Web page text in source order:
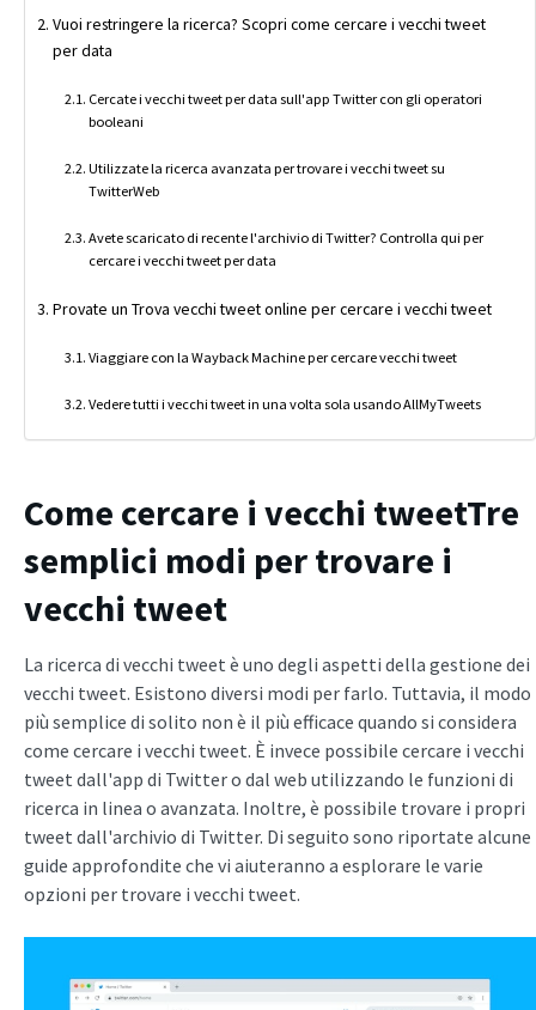
Vuoi restringere la ricerca? Scopri come cercare i vecchi tweet
per data
Cercate i vecchi tweet per data sull'app Twitter con gli operatori
booleani
Utilizzate la ricerca avanzata per trovare i vecchi tweet su
TwitterWeb
Avete scaricato di recente l'archivio di Twitter? Controlla qui per
cercare i vecchi tweet per data
Provate un Trova vecchi tweet online per cercare i vecchi tweet
Viaggiare con la Wayback Machine per cercare vecchi tweet
Vedere tutti i vecchi tweet in una volta sola usando AllMyTweets
Come cercare i vecchi tweetTre
semplici modi per trovare i
vecchi tweet
La ricerca di vecchi tweet è uno degli aspetti della gestione dei
vecchi tweet. Esistono diversi modi per farlo. Tuttavia, il modo
più semplice di solito non è il più efficace quando si considera
come cercare i vecchi tweet. È invece possibile cercare i vecchi
tweet dall'app di Twitter o dal web utilizzando le funzioni di
ricerca in linea o avanzata. Inoltre, è possibile trovare i propri
tweet dall'archivio di Twitter. Di seguito sono riportate alcune
guide approfondite che vi aiuteranno a esplorare le varie
opzioni per trovare i vecchi tweet.